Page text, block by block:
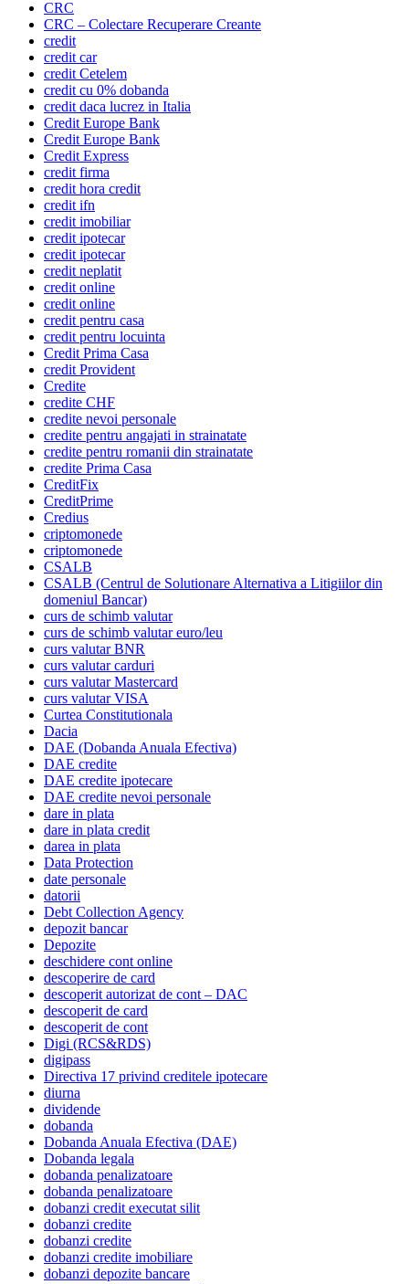
CRC
CRC – Colectare Recuperare Creante
credit
credit car
credit Cetelem
credit cu 0% dobanda
credit daca lucrez in Italia
Credit Europe Bank
Credit Europe Bank
Credit Express
credit firma
credit hora credit
credit ifn
credit imobiliar
credit ipotecar
credit ipotecar
credit neplatit
credit online
credit online
credit pentru casa
credit pentru locuinta
Credit Prima Casa
credit Provident
Credite
credite CHF
credite nevoi personale
credite pentru angajati in strainatate
credite pentru romanii din strainatate
credite Prima Casa
CreditFix
CreditPrime
Credius
criptomonede
criptomonede
CSALB
CSALB (Centrul de Solutionare Alternativa a Litigiilor din
domeniul Bancar)
curs de schimb valutar
curs de schimb valutar euro/leu
curs valutar BNR
curs valutar carduri
curs valutar Mastercard
curs valutar VISA
Curtea Constitutionala
Dacia
DAE (Dobanda Anuala Efectiva)
DAE credite
DAE credite ipotecare
DAE credite nevoi personale
dare in plata
dare in plata credit
darea in plata
Data Protection
date personale
datorii
Debt Collection Agency
depozit bancar
Depozite
deschidere cont online
descoperire de card
descoperit autorizat de cont – DAC
descoperit de card
descoperit de cont
Digi (RCS&RDS)
digipass
Directiva 17 privind creditele ipotecare
diurna
dividende
dobanda
Dobanda Anuala Efectiva (DAE)
Dobanda legala
dobanda penalizatoare
dobanda penalizatoare
dobanzi credit executat silit
dobanzi credite
dobanzi credite
dobanzi credite imobiliare
dobanzi depozite bancare